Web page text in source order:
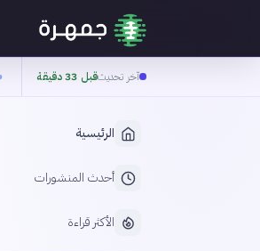
آخر تحديثقبل 33 دقيقة
الرئيسية
أحدث المنشورات
الأكثر قراءة